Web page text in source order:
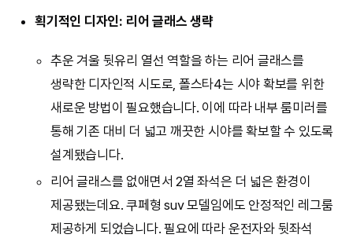
획기적인 디자인: 리어 글래스 생략
추운 겨울 뒷유리 열선 역할을 하는 리어 글래스를
생략한 디자인적 시도로, 폴스타4는 시야 확보를 위한
새로운 방법이 필요했습니다. 이에 따라 내부 룸미러를
통해 기존 대비 더 넓고 깨끗한 시야를 확보할 수 있도록
설계됐습니다.
리어 글래스를 없애면서 2열 좌석은 더 넓은 환경이
제공됐는데요. 쿠페형 suv 모델임에도 안정적인 레그룸
제공하게 되었습니다. 필요에 따라 운전자와 뒷좌석